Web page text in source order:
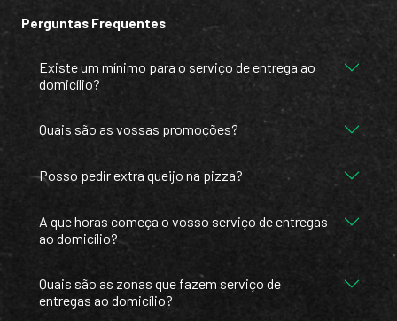
Perguntas Frequentes
Existe um mínimo para o serviço de entrega ao
domicílio?
Quais são as vossas promoções?
Posso pedir extra queijo na pizza?
A que horas começa o vosso serviço de entregas
ao domicílio?
Quais são as zonas que fazem serviço de
entregas ao domicílio?